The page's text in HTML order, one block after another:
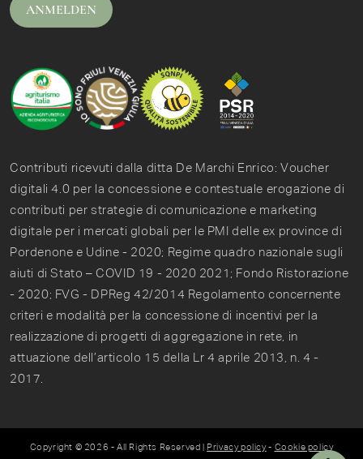
ANMELDEN
Contributi ricevuti dalla ditta De Marchi Enrico: Voucher
digitali 4.0 per la concessione e contestuale erogazione di
contributi per strategie di comunicazione e marketing
digitale per i mercati globali per le PMI delle ex province di
Pordenone e Udine - 2020; Regime quadro nazionale sugli
aiuti di Stato – COVID 19 - 2020 2021; Fondo Ristorazione
- 2020; FVG - DPReg 42/2014 Regolamento concernente
criteri e modalità per la concessione di incentivi per la
realizzazione di progetti di aggregazione in rete, in
attuazione dell’articolo 15 della Lr 4 aprile 2013, n. 4 -
2017.
Copyright © 2026 - All Rights Reserved | Privacy policy- Cookie policy